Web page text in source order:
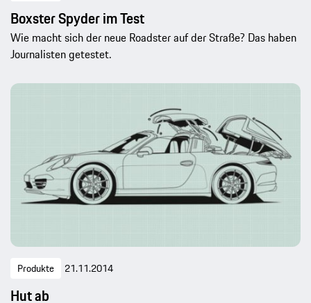
Boxster Spyder im Test
Wie macht sich der neue Roadster auf der Straße? Das haben
Journalisten getestet.
Produkte 21.11.2014
Hut ab